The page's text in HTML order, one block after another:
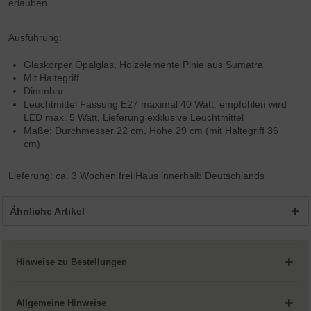
erlauben.
Ausführung:
Glaskörper Opalglas, Holzelemente Pinie aus Sumatra
Mit Haltegriff
Dimmbar
Leuchtmittel Fassung E27 maximal 40 Watt, empfohlen wird
LED max. 5 Watt, Lieferung exklusive Leuchtmittel
Maße: Durchmesser 22 cm, Höhe 29 cm (mit Haltegriff 36
cm)
Lieferung: ca. 3 Wochen frei Haus innerhalb Deutschlands
Ähnliche Artikel
Hinweise zu Bestellungen
Allgemeine Hinweise